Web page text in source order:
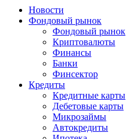
Новости
Фондовый рынок
Фондовый рынок
Криптовалюты
Финансы
Банки
Финсектор
Кредиты
Кредитные карты
Дебетовые карты
Микрозаймы
Автокредиты